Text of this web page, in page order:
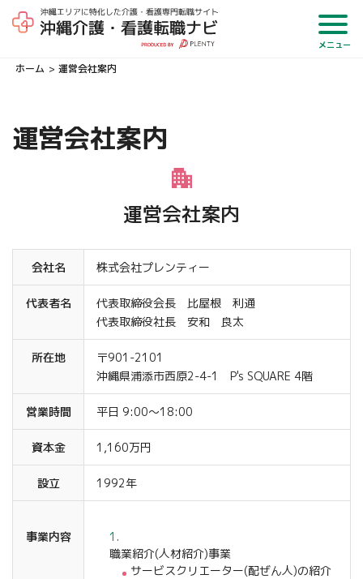
メニュー
ホーム 運営会社案内
運営会社案内
運営会社案内
会社名 株式会社プレンティー
代表者名
代表取締役会長 比屋根 利通
代表取締役社長 安和 良太
所在地
〒901-2101
沖縄県浦添市西原2-4-1 P's SQUARE 4階
営業時間 平日 9:00〜18:00
資本金 1,160万円
設立 1992年
事業内容
職業紹介(人材紹介)事業
サービスクリエーター(配ぜん人)の紹介